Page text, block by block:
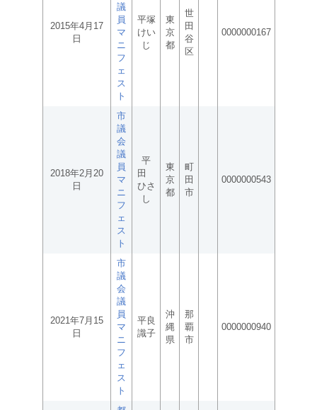
2015年4月17
日
議
員
マ
ニ
フ
ェ
ス
ト
平塚
けい
じ
東
京
都
世
田
谷
区
0000000167
2018年2月20
日
市
議
会
議
員
マ
ニ
フ
ェ
ス
ト
平
田
ひさ
し
東
京
都
町
田
市
0000000543
2021年7月15
日
市
議
会
議
員
マ
ニ
フ
ェ
ス
ト
平良
識子
沖
縄
県
那
覇
市
0000000940